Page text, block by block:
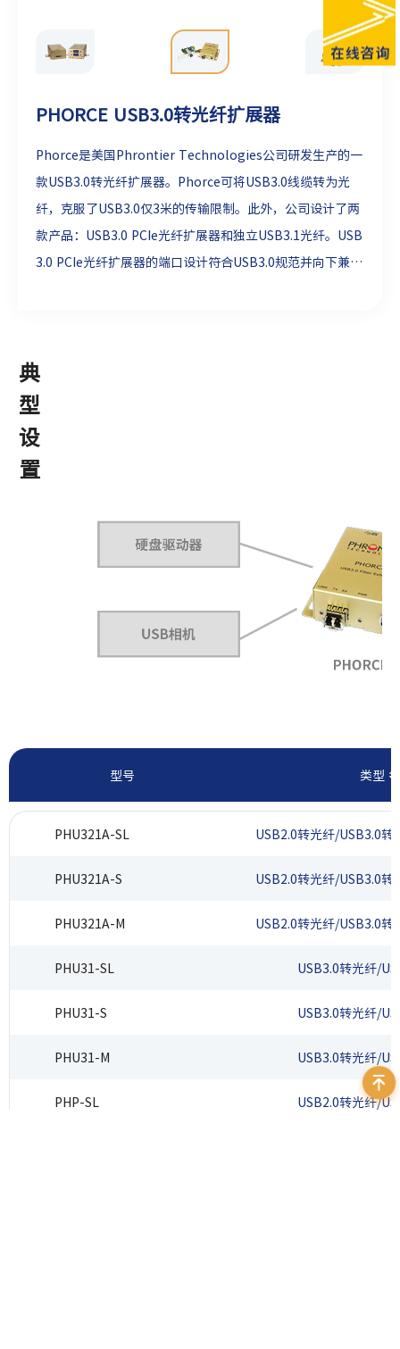
PHORCE USB3.0转光纤扩展器
Phorce是美国Phrontier Technologies公司研发生产的一
款USB3.0转光纤扩展器。Phorce可将USB3.0线缆转为光
纤，克服了USB3.0仅3米的传输限制。此外，公司设计了两
款产品：USB3.0 PCIe光纤扩展器和独立USB3.1光纤。USB
3.0 PCIe光纤扩展器的端口设计符合USB3.0规范并向下兼容
典
型
设
置
型号 类型
PHU321A-SL USB2.0转光纤/USB3.0转
PHU321A-S USB2.0转光纤/USB3.0转
PHU321A-M USB2.0转光纤/USB3.0转
PHU31-SL USB3.0转光纤/
PHU31-S USB3.0转光纤/
PHU31-M USB3.0转光纤/
PHP-SL USB2.0转光纤/